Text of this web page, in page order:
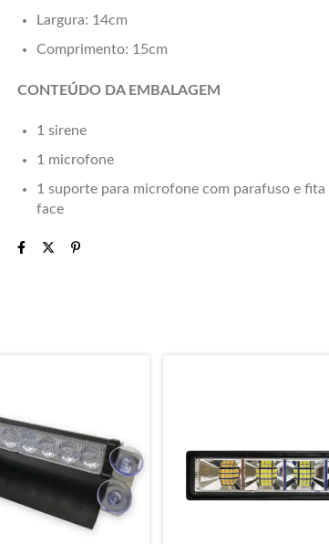
Largura: 14cm
Comprimento: 15cm
CONTEÚDO DA EMBALAGEM
1 sirene
1 microfone
1 suporte para microfone com parafuso e fita
face